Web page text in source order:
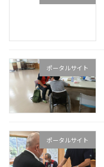
ポータルサイト
ポータルサイト